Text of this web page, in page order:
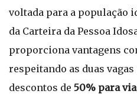
voltada para a população
da Carteira da Pessoa
proporciona vantagens
respeitando as duas
descontos de 50% para